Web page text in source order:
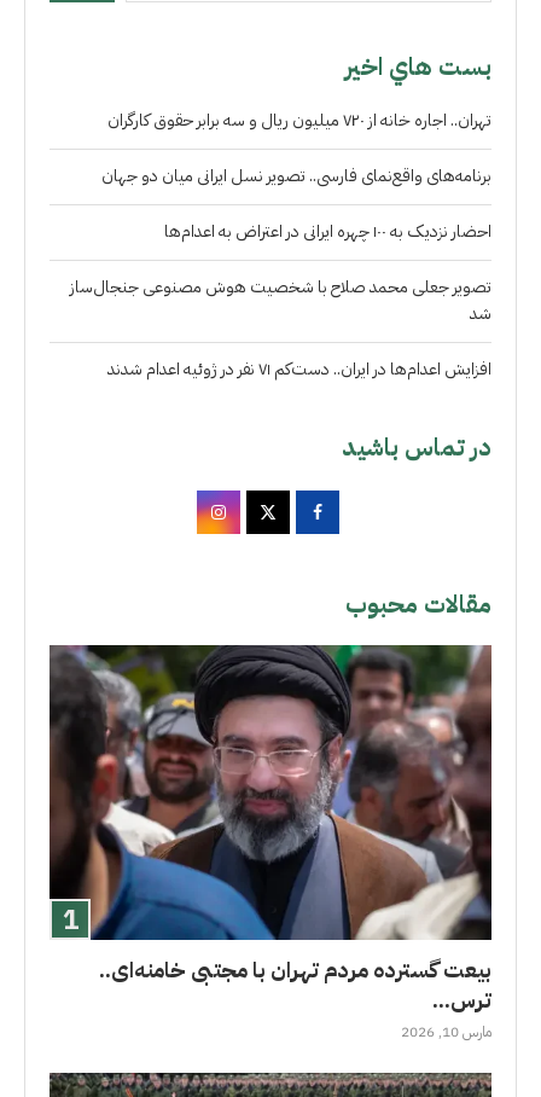
بست هاي اخير
تهران.. اجاره خانه از ۷۲۰ میلیون ریال و سه برابر حقوق کارگران
برنامه‌های واقع‌نمای فارسی.. تصویر نسل ایرانی میان دو جهان
احضار نزدیک به ۱۰۰ چهره ایرانی در اعتراض به اعدام‌ها
تصویر جعلی محمد صلاح با شخصیت هوش مصنوعی جنجال‌ساز
شد
افزایش اعدام‌ها در ایران.. دست‌کم ۷۱ نفر در ژوئیه اعدام شدند
در تماس باشید
مقالات محبوب
بیعت گسترده مردم تهران با مجتبی خامنه‌ای..
ترس...
مارس 10, 2026